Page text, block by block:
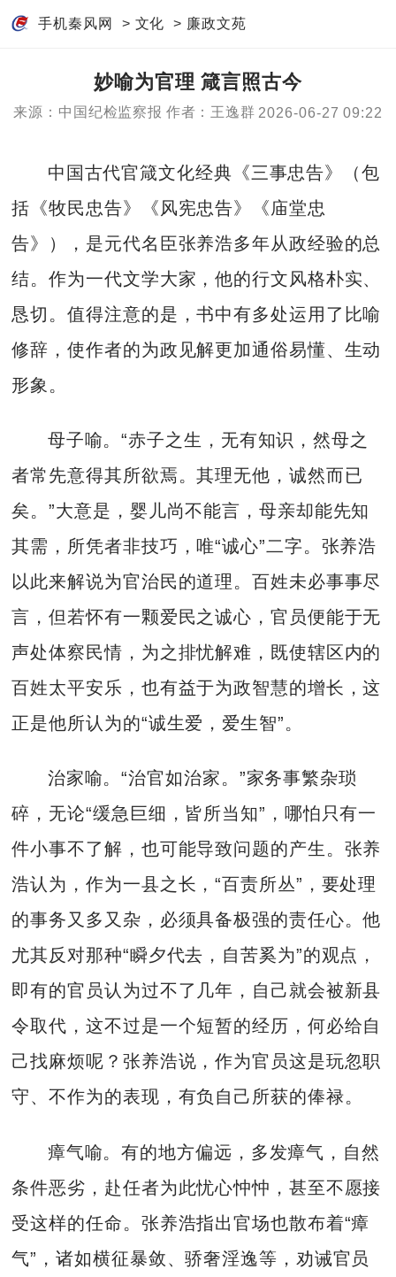
手机秦风网 > 文化 > 廉政文苑
妙喻为官理 箴言照古今
来源：中国纪检监察报 作者：王逸群 2026-06-27 09:22
中国古代官箴文化经典《三事忠告》（包
括《牧民忠告》《风宪忠告》《庙堂忠
告》），是元代名臣张养浩多年从政经验的总
结。作为一代文学大家，他的行文风格朴实、
恳切。值得注意的是，书中有多处运用了比喻
修辞，使作者的为政见解更加通俗易懂、生动
形象。
母子喻。“赤子之生，无有知识，然母之
者常先意得其所欲焉。其理无他，诚然而已
矣。”大意是，婴儿尚不能言，母亲却能先知
其需，所凭者非技巧，唯“诚心”二字。张养浩
以此来解说为官治民的道理。百姓未必事事尽
言，但若怀有一颗爱民之诚心，官员便能于无
声处体察民情，为之排忧解难，既使辖区内的
百姓太平安乐，也有益于为政智慧的增长，这
正是他所认为的“诚生爱，爱生智”。
治家喻。“治官如治家。”家务事繁杂琐
碎，无论“缓急巨细，皆所当知”，哪怕只有一
件小事不了解，也可能导致问题的产生。张养
浩认为，作为一县之长，“百责所丛”，要处理
的事务又多又杂，必须具备极强的责任心。他
尤其反对那种“瞬夕代去，自苦奚为”的观点，
即有的官员认为过不了几年，自己就会被新县
令取代，这不过是一个短暂的经历，何必给自
己找麻烦呢？张养浩说，作为官员这是玩忽职
守、不作为的表现，有负自己所获的俸禄。
瘴气喻。有的地方偏远，多发瘴气，自然
条件恶劣，赴任者为此忧心忡忡，甚至不愿接
受这样的任命。张养浩指出官场也散布着“瘴
气”，诸如横征暴敛、骄奢淫逸等，劝诫官员